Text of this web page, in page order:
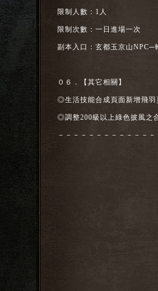
限制人數：1人
限制次數：一日進場一次
副本入口：玄都玉京山
０６．【其它相關】
◎生活技能合成頁面新增飛羽
◎調整200級以上綠色披風之
－－－－－－－－－－－－